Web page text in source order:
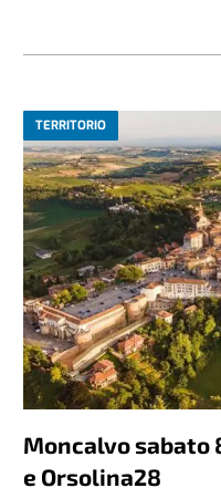
TERRITORIO
Moncalvo sabato
e Orsolina28